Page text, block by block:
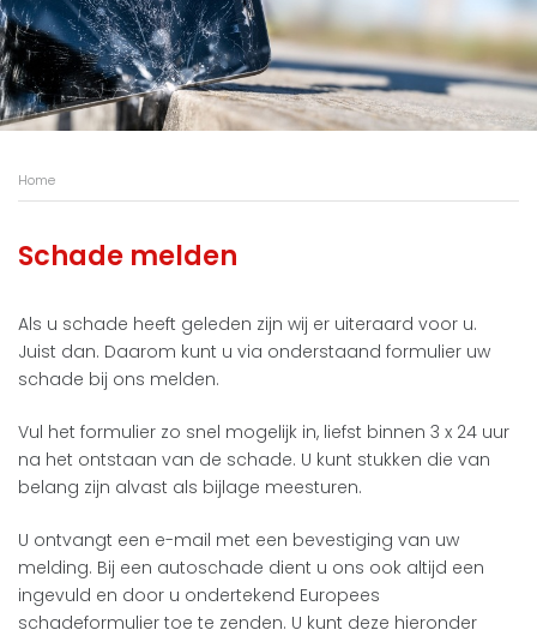
Home
Schade melden
Als u schade heeft geleden zijn wij er uiteraard voor u.
Juist dan. Daarom kunt u via onderstaand formulier uw
schade bij ons melden.
Vul het formulier zo snel mogelijk in, liefst binnen 3 x 24 uur
na het ontstaan van de schade. U kunt stukken die van
belang zijn alvast als bijlage meesturen.
U ontvangt een e-mail met een bevestiging van uw
melding. Bij een autoschade dient u ons ook altijd een
ingevuld en door u ondertekend Europees
schadeformulier toe te zenden. U kunt deze hieronder